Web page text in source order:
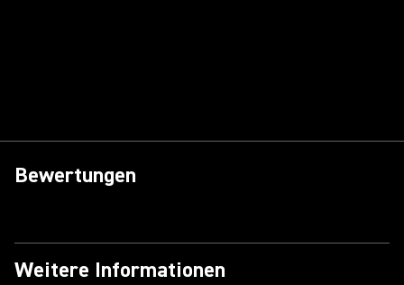
Bewertungen
Weitere Informationen